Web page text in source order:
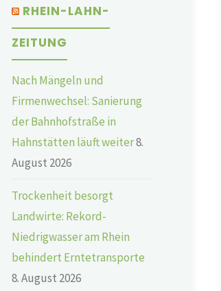
RHEIN-LAHN-
ZEITUNG
Nach Mängeln und
Firmenwechsel: Sanierung
der Bahnhofstraße in
Hahnstätten läuft weiter8.
August 2026
Trockenheit besorgt
Landwirte: Rekord-
Niedrigwasser am Rhein
behindert Erntetransporte
8. August 2026